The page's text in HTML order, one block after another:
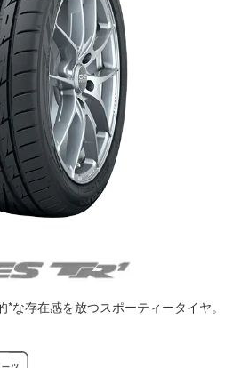
な存在感を放つスポーティータイヤ。